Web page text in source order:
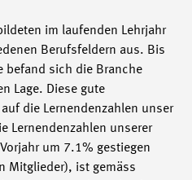
im laufenden Lehrjahr
Berufsfeldern aus. Bis
befand sich die Branche
Lage. Diese gute
die Lernendenzahlen unser
Lernendenzahlen unserer
um 7.1% gestiegen
Mitglieder), ist gemäss